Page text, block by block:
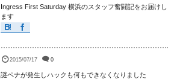
Ingress First Saturday 横浜のスタッフ奮闘記をお届けし
ます
2015/07/17 0
謎ペナが発生しハックも何もできなくなりました